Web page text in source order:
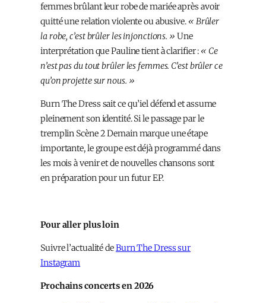
femmes brûlant leur robe de mariée après avoir
quitté une relation violente ou abusive.« Brûler
la robe, c’est brûler les injonctions. » Une
interprétation que Pauline tient à clarifier :« Ce
n’est pas du tout brûler les femmes. C’est brûler ce
qu’on projette sur nous. »
Burn The Dress sait ce qu’iel défend et assume
pleinement son identité. Si le passage par le
tremplin Scène 2 Demain marque une étape
importante, le groupe est déjà programmé dans
les mois à venir et de nouvelles chansons sont
en préparation pour un futur EP.
Pour aller plus loin
Suivre l’actualité deBurn The Dress sur
Instagram
Prochains concerts en 2026